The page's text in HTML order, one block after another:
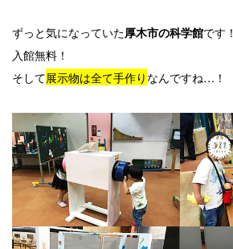
ずっと気になっていた厚木市の科学館です！
入館無料！
そして展示物は全て手作りなんですね…！